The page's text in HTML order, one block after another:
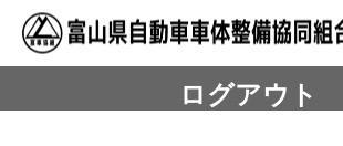
ログアウト